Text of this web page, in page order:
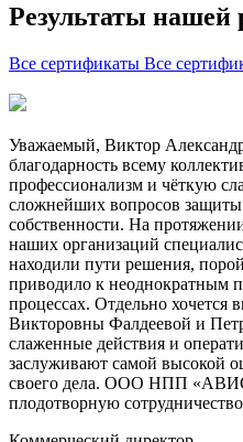
Результаты нашей
Все сертификаты Все
Уважаемый, Виктор
благодарность всему
профессионализм и чёткую
сложнейших вопросов защиты
собственности. На
наших организаций
находили пути решения,
приводило к неоднократным
процессах. Отдельно хочется
Викторовны Фалдеевой и
слаженные действия и
заслуживают самой высокой
своего дела. ООО НПП
плодотворную